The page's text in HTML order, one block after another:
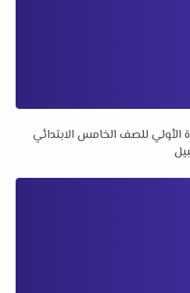
الأولي للصف الخامس الابتدائي